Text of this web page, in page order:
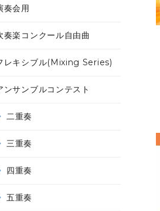
奏会用
奏楽コンクール自由曲
レキシブル(Mixing Series)
ンサンブルコンテスト
二重奏
三重奏
四重奏
五重奏